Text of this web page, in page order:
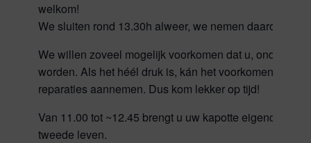
welkom!
We sluiten rond 13.30h alweer, we nemen daarom tot
We willen zoveel mogelijk voorkomen dat u, ondanks
worden. Als het héél druk is, kán het voorkomen dat
reparaties aannemen. Dus kom lekker op tijd!
Van 11.00 tot ~12.45 brengt u uw kapotte
tweede leven.